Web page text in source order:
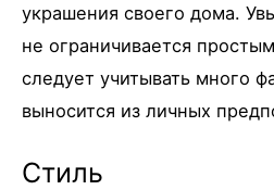
украшения своего дома.
не ограничивается
следует учитывать много
выносится из личных
Стиль